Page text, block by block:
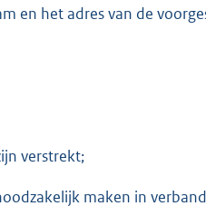
en het adres van de
verstrekt;
maken in